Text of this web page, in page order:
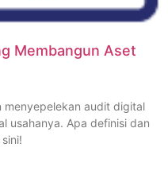
Membangun Aset
menyepelekan audit digital
usahanya. Apa definisi dan